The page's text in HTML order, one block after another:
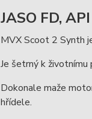
JASO FD,
MVX Scoot 2 Synth
Je šetrný k
Dokonale maže
hřídele.